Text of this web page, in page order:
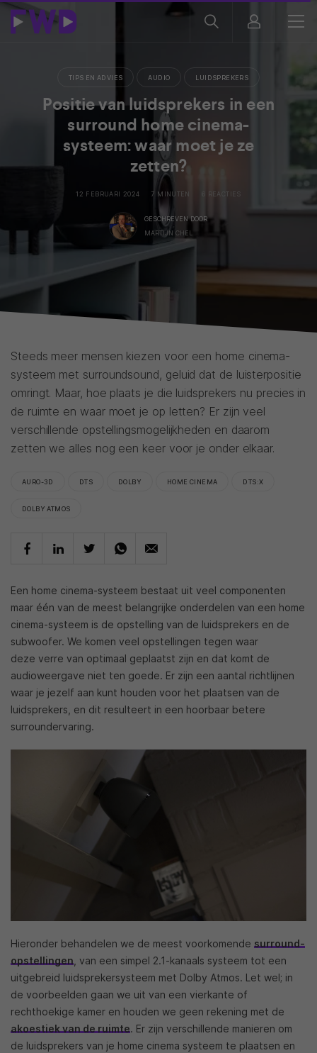
TIPS EN ADVIES AUDIO LUIDSPREKERS
Positie van luidsprekers in een
surround home cinema-
systeem: waar moet je ze
zetten?
12 FEBRUARI 2024 7 MINUTEN 6 REACTIES
GESCHREVEN DOOR
MARTIJN CHEL
Steeds meer mensen kiezen voor een home cinema-
systeem met surroundsound, geluid dat de luisterpositie
omringt. Maar, hoe plaats je die luidsprekers nu precies in
de ruimte en waar moet je op letten? Er zijn veel
verschillende opstellingsmogelijkheden en daarom
zetten we alles nog een keer voor je onder elkaar.
AURO-3D DTS DOLBY HOME CINEMA DTS:X
DOLBY ATMOS
Een home cinema-systeem bestaat uit veel componenten
maar één van de meest belangrijke onderdelen van een home
cinema-systeem is de opstelling van de luidsprekers en de
subwoofer. We komen veel opstellingen tegen waar
deze verre van optimaal geplaatst zijn en dat komt de
audioweergave niet ten goede. Er zijn een aantal richtlijnen
waar je jezelf aan kunt houden voor het plaatsen van de
luidsprekers, en dit resulteert in een hoorbaar betere
surroundervaring.
Hieronder behandelen we de meest voorkomende surround-
opstellingen , van een simpel 2.1-kanaals systeem tot een
uitgebreid luidsprekersysteem met Dolby Atmos. Let wel; in
de voorbeelden gaan we uit van een vierkante of
rechthoekige kamer en houden we geen rekening met de
akoestiek van de ruimte. Er zijn verschillende manieren om
de luidsprekers van je home cinema systeem te plaatsen en